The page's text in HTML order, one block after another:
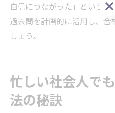
自信につながった」という合
過去問を計画的に活用し、
しょう。
忙しい社会人で
法の秘訣
お問い合わ